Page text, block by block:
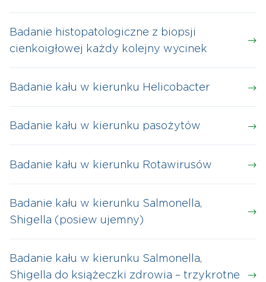
Badanie histopatologiczne z biopsji
cienkoigłowej każdy kolejny wycinek
Badanie kału w kierunku Helicobacter
Badanie kału w kierunku pasożytów
Badanie kału w kierunku Rotawirusów
Badanie kału w kierunku Salmonella,
Shigella (posiew ujemny)
Badanie kału w kierunku Salmonella,
Shigella do książeczki zdrowia – trzykrotne